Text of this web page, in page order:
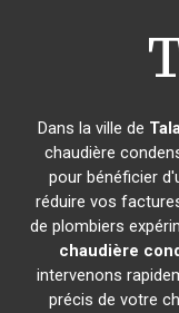
Dans la ville de
chaudière
pour bénéficier
réduire vos
de plombiers
chaudière
intervenons
précis de votre